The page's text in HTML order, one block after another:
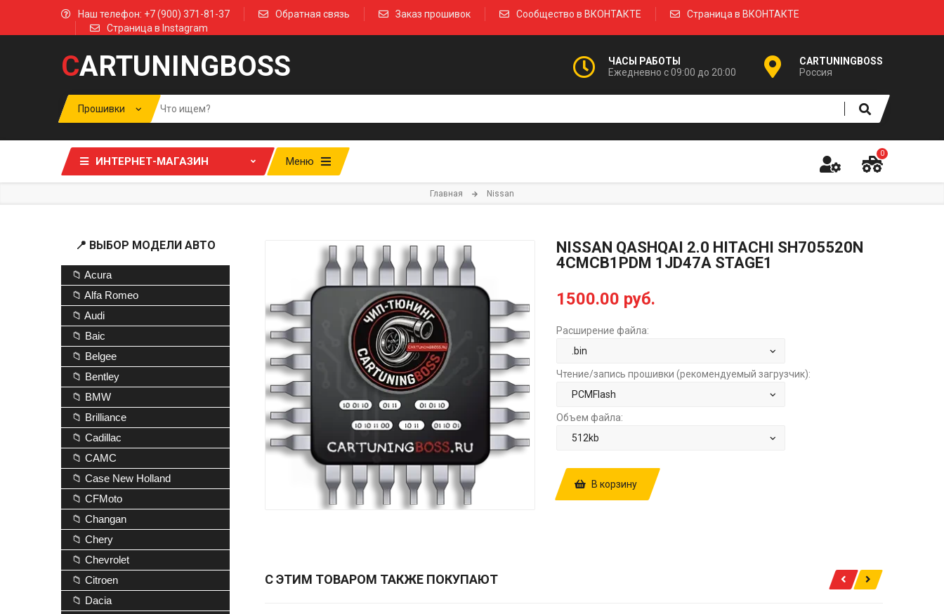
Наш телефон: +7 (900) 371-81-37 Обратная связь Заказ прошивок Сообщество в ВКОНТАКТЕ
Страница в ВКОНТАКТЕ
Страница в Instagram
CARTUNINGBOSS
ЧАСЫ РАБОТЫ
Ежедневно с 09:00 до 20:00
CARTUNINGBOSS
Россия
ИНТЕРНЕТ-МАГАЗИН Меню
0
Главная Nissan
NISSAN QASHQAI 2.0 HITACHI SH705520N
4CMCB1PDM 1JD47A STAGE1
1500.00 руб.
Расширение файла:
Чтение/запись прошивки (рекомендуемый загрузчик):
Объем файла:
В корзину
С ЭТИМ ТОВАРОМ ТАКЖЕ ПОКУПАЮТ
📍 ВЫБОР МОДЕЛИ АВТО
📁 Acura
📁 Alfa Romeo
📁 Audi
📁 Baic
📁 Belgee
📁 Bentley
📁 BMW
📁 Brilliance
📁 Cadillac
📁 CAMC
📁 Case New Holland
📁 CFMoto
📁 Changan
📁 Chery
📁 Chevrolet
📁 Citroen
📁 Dacia